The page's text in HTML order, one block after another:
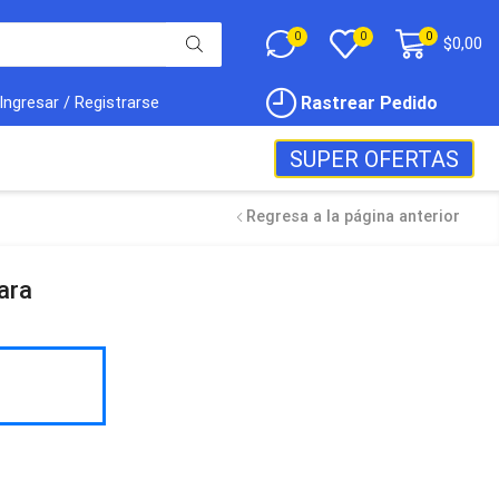
0 0 0 $0,00
Ingresar / Registrarse Rastrear Pedido
SUPER OFERTAS
Regresa a la página anterior